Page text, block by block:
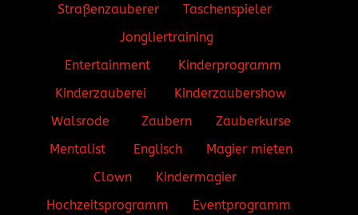
Straßenzauberer
Taschenspieler
Jongliertraining
Entertainment
Kinderprogramm
Kinderzauberei
Kinderzaubershow
Walsrode
Zaubern
Zauberkurse
Mentalist
Englisch
Magier mieten
Clown
Kindermagier
Hochzeitsprogramm
Eventprogramm